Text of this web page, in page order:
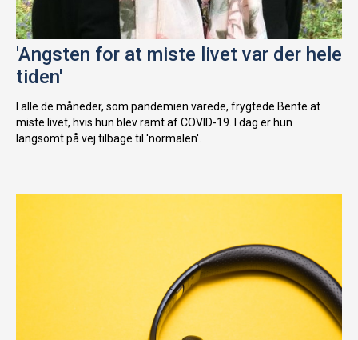
'Angsten for at miste livet var der hele
tiden'
I alle de måneder, som pandemien varede, frygtede Bente at
miste livet, hvis hun blev ramt af COVID-19. I dag er hun
langsomt på vej tilbage til 'normalen'.